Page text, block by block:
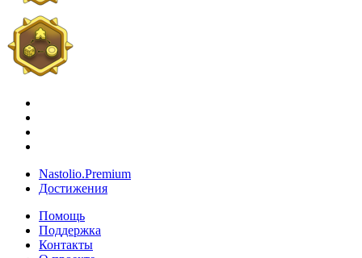
Nastolio.Premium
Достижения
Помощь
Поддержка
Контакты